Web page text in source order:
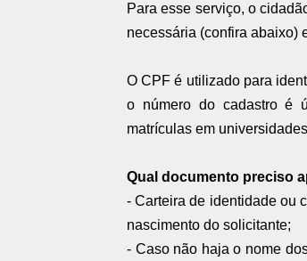
Para esse serviço, o
necessária (confira abaixo)
O CPF é utilizado para
o número do cadastro é
matrículas em
Qual documento preciso
- Carteira de identidade ou
nascimento do solicitante;
- Caso não haja o nome